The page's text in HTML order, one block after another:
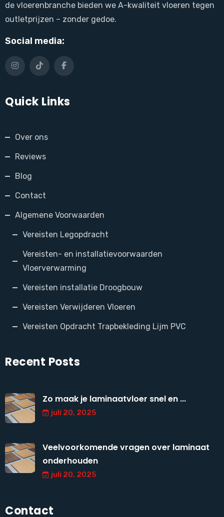
de vloerenbranche bieden we A-kwaliteit vloeren tegen
outletprijzen – zonder gedoe.
Social media:
Quick Links
Over ons
Reviews
Blog
Contact
Algemene Voorwaarden
Vereisten Legopdracht
Vereisten- en installatievoorwaarden
Vloerverwarming
Vereisten installatie Droogbouw
Vereisten Verwijderen Vloeren
Vereisten Opdracht Trapbekleding Lijm PVC
Recent Posts
Zo maak je laminaatvloer snel en ...
juli 20, 2025
Veelvoorkomende vragen over laminaat
onderhouden
juli 20, 2025
Contact